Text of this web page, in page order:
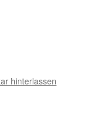
hinterlassen